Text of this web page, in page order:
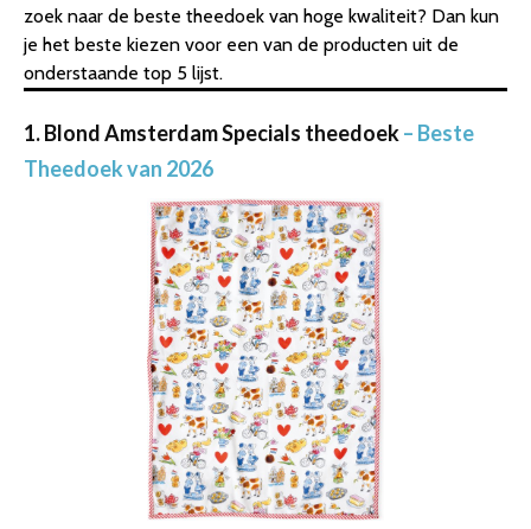
zoek naar de beste theedoek van hoge kwaliteit? Dan kun
je het beste kiezen voor een van de producten uit de
onderstaande top 5 lijst.
1. Blond Amsterdam Specials theedoek– Beste
Theedoek van 2026